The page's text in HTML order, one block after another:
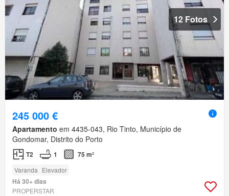
12 Fotos
245 000 €
Apartamento em 4435-043, Rio Tinto, Município de
Gondomar, Distrito do Porto
T2 1 75 m²
Varanda Elevador
Há 30+ dias
PROPERSTAR